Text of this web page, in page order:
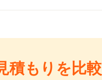
積もりを比